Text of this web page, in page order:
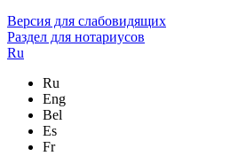
Версия для слабовидящих
Раздел для нотариусов
Ru
Ru
Eng
Bel
Es
Fr